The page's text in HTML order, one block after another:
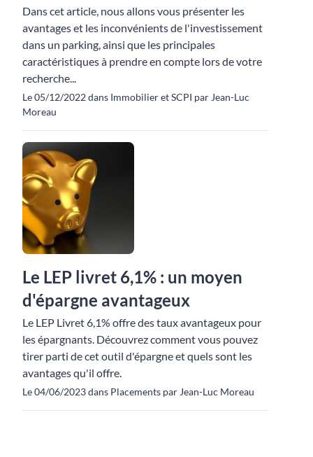
Dans cet article, nous allons vous présenter les
avantages et les inconvénients de l'investissement
dans un parking, ainsi que les principales
caractéristiques à prendre en compte lors de votre
recherche...
Le 05/12/2022 dans Immobilier et SCPI par Jean-Luc
Moreau
Le LEP livret 6,1% : un moyen
d'épargne avantageux
Le LEP Livret 6,1% offre des taux avantageux pour
les épargnants. Découvrez comment vous pouvez
tirer parti de cet outil d'épargne et quels sont les
avantages qu'il offre.
Le 04/06/2023 dans Placements par Jean-Luc Moreau